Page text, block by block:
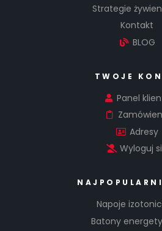
Strategie
Kontakt
BLOG
TWOJE
Panel
Adresy
Wyloguj
Napoje
Batony